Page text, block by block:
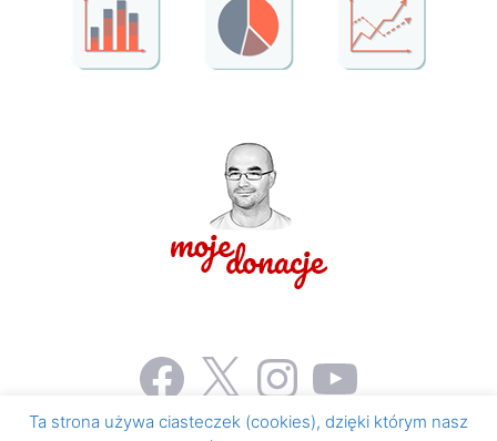
Facebook
X InstagramYouTube
Ta strona używa ciasteczek (cookies), dzięki którym nasz